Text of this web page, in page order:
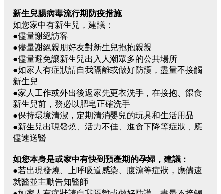
新生兒腸病毒流行期防疫措施
如您家中有新生兒，建議：
●儘量謝絕訪客
●儘量謝絕親朋好友對新生兒抱抱親親
●儘量避免讓新生兒出入人潮眾多的公共場所
●如家人有症狀請自我隔離或做好防護，盡量不接觸
新生兒
●家人工作或外出後返家先更衣洗手，在接抱、餵食
新生兒前，務必以肥皂正確洗手
●保持環境清潔，定期清消嬰兒的玩具和生活用品
●新生兒出現發燒、活力不佳、進食下降等症狀，應
儘速送醫
如您本身是或家中有快到預產期的孕婦，建議：
●若出現發燒、上呼吸道感染、腹瀉等症狀，應儘速
就醫並主動告知醫師